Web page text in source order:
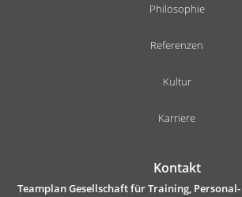
Philosophie
Referenzen
Kultur
Karriere
Kontakt
Teamplan Gesellschaft für Training,